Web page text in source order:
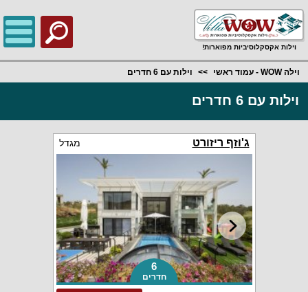
וילות אקסקלוסיביות מפוארות!
וילה WOW - עמוד ראשי וילות עם 6 חדרים
וילות עם 6 חדרים
ג'וזף ריזורט מגדל
6
חדרים